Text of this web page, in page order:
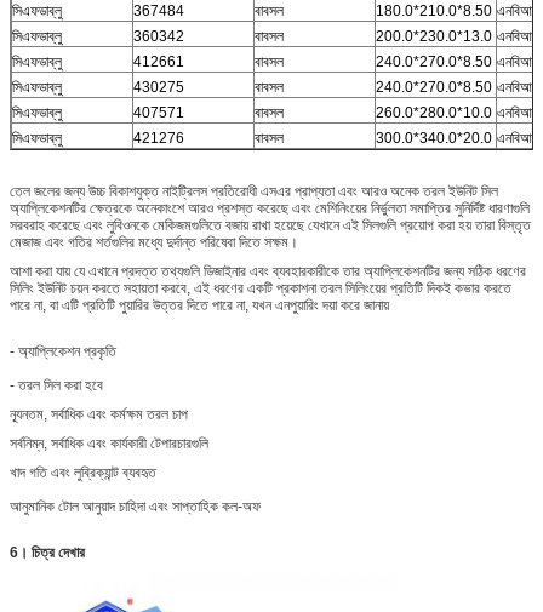
সিএফডাব্লু
367484 বাবসল 180.0*210.0*8.50 এনবিআর
সিএফডাব্লু
360342 বাবসল 200.0*230.0*13.0 এনবিআর
সিএফডাব্লু
412661 বাবসল 240.0*270.0*8.50 এনবিআর
সিএফডাব্লু
430275 বাবসল 240.0*270.0*8.50 এনবিআর
সিএফডাব্লু
407571 বাবসল 260.0*280.0*10.0 এনবিআর
সিএফডাব্লু
421276 বাবসল 300.0*340.0*20.0 এনবিআর
তেল জলের জন্য উচ্চ বিকাশযুক্ত নাইট্রিলস প্রতিরোধী এসএর প্রাপ্যতা এবং আরও অনেক তরল ইউনিট সিল
অ্যাপ্লিকেশনটির ক্ষেত্রকে অনেকাংশে আরও প্রশস্ত করেছে এবং মেশিনিংয়ের নির্ভুলতা সমাপ্তির সুনির্দিষ্ট ধারণাগুলি
সরবরাহ করেছে এবং লুবিওনকে মেকিজমগুলিতে বজায় রাখা হয়েছে যেখানে এই সিলগুলি প্রয়োগ করা হয় তারা বিস্তৃত
মেজাজ এবং গতির শর্তগুলির মধ্যে দুর্দান্ত পরিষেবা দিতে সক্ষম।
আশা করা যায় যে এখানে প্রদত্ত তথ্যগুলি ডিজাইনার এবং ব্যবহারকারীকে তার অ্যাপ্লিকেশনটির জন্য সঠিক ধরণের
সিলিং ইউনিট চয়ন করতে সহায়তা করবে, এই ধরণের একটি প্রকাশনা তরল সিলিংয়ের প্রতিটি দিকই কভার করতে
পারে না, বা এটি প্রতিটি পুয়ারির উত্তর দিতে পারে না, যখন এনপুয়ারিং দয়া করে জানায়
- অ্যাপ্লিকেশন প্রকৃতি
- তরল সিল করা হবে
ন্যূনতম, সর্বাধিক এবং কর্মক্ষম তরল চাপ
সর্বনিম্ন, সর্বাধিক এবং কার্যকারী টেপারচারগুলি
খাদ গতি এবং লুব্রিক্যান্ট ব্যবহৃত
আনুমানিক টোল আনুয়াদ চাহিদা এবং সাপ্তাহিক কল-অফ
6। চিত্র দেখার